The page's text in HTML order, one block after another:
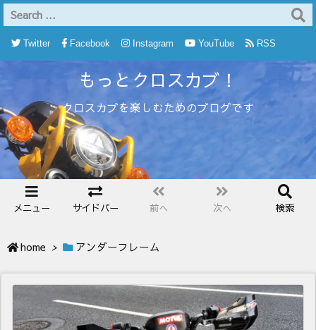
もっとクロスカブ！
クロスカブを楽しむためのブログです
メニュー サイドバー 前へ 次へ 検索
Twitter Facebook Instagram YouTube RSS
home > アンダーフレーム